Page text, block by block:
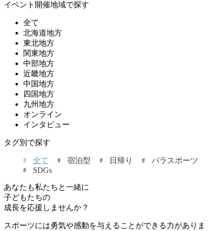
イベント開催地域で探す
全て
北海道地方
東北地方
関東地方
中部地方
近畿地方
中国地方
四国地方
九州地方
オンライン
インタビュー
タグ別で探す
全て 宿泊型 日帰り
パラスポーツ
SDGs
あなたも私たちと一緒に
子どもたちの
成長を応援しませんか？
スポーツには勇気や感動を与えることができる力がありま